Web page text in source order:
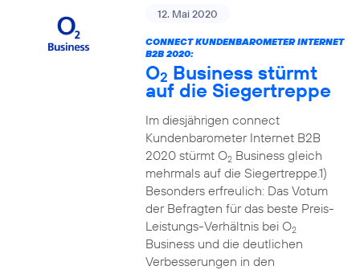
12. Mai 2020
CONNECT KUNDENBAROMETER INTERNET
B2B 2020:
O2 Business stürmt
auf die Siegertreppe
Im diesjährigen connect
Kundenbarometer Internet B2B
2020 stürmt O2Business gleich
mehrmals auf die Siegertreppe.1)
Besonders erfreulich: Das Votum
der Befragten für das beste Preis-
Leistungs-Verhältnis bei O2
Business und die deutlichen
Verbesserungen in den